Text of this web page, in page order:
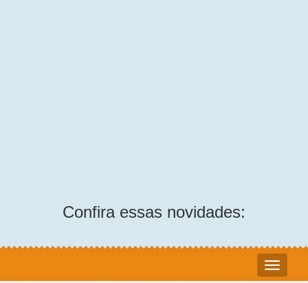
Confira essas novidades: